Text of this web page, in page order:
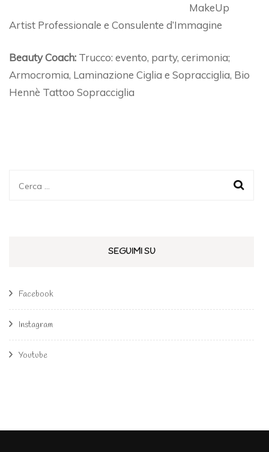
MakeUp
Artist Professionale e Consulente d’Immagine
Beauty Coach: Trucco: evento, party, cerimonia;
Armocromia, Laminazione Ciglia e Sopracciglia, Bio
Hennè Tattoo Sopracciglia
SEGUIMI SU
Facebook
Instagram
Youtube